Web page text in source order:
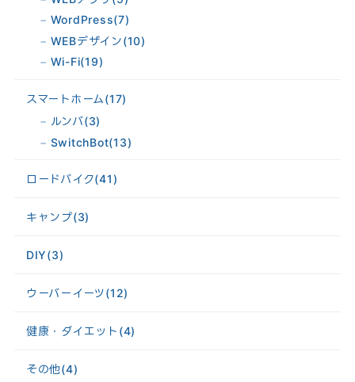
WordPress(7)
WEBデザイン(10)
Wi-Fi(19)
スマートホーム(17)
ルンバ(3)
SwitchBot(13)
ロードバイク(41)
キャンプ(3)
DIY(3)
ウーバーイーツ(12)
健康・ダイエット (4)
その他(4)